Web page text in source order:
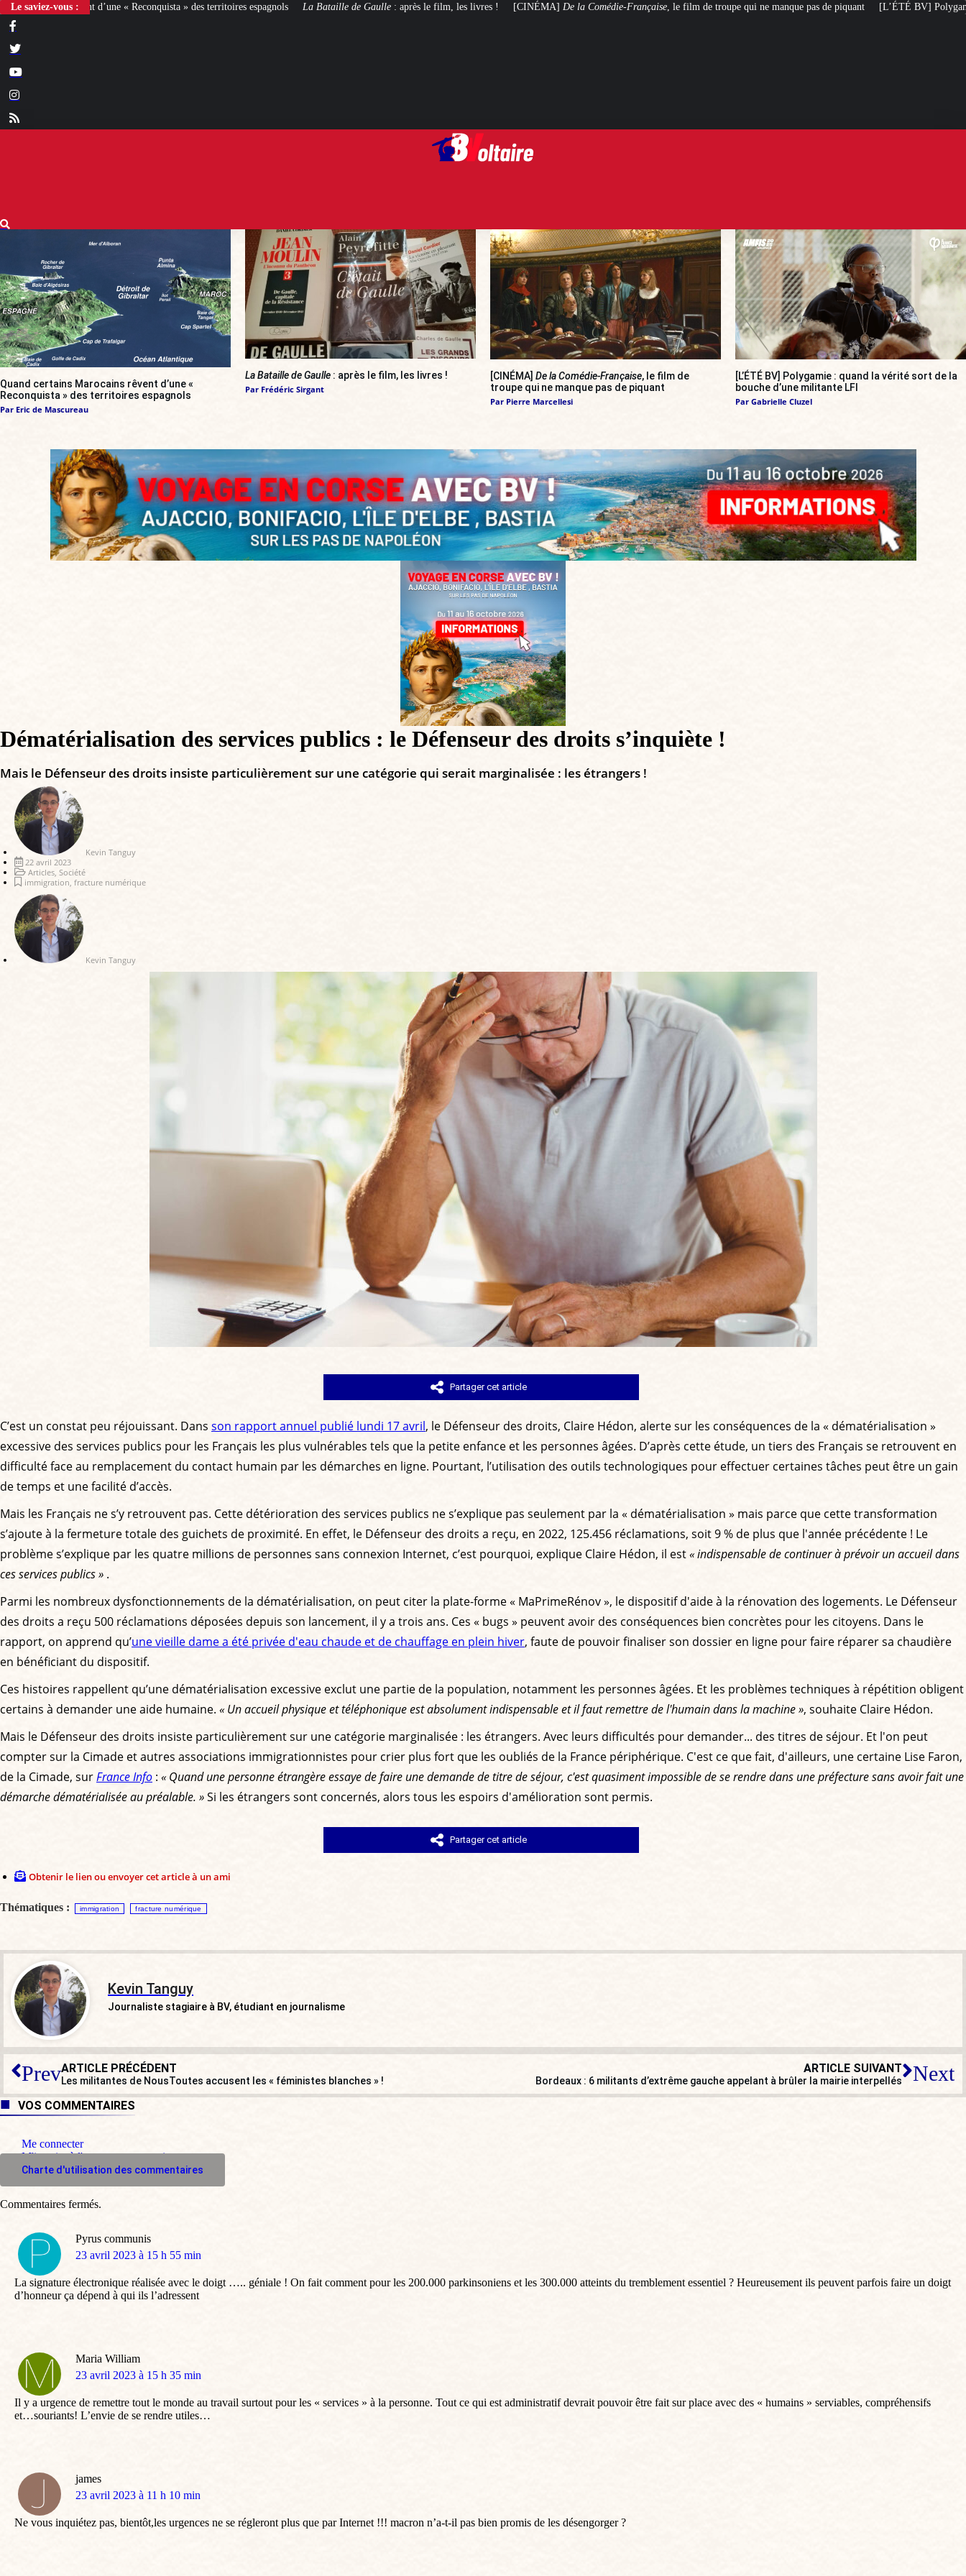
Le saviez-vous :
Reconquista » des territoires espagnols La Bataille de Gaulle: après le film, les livres ! [CINÉMA]De la Comédie-Française, le film de troupe qui ne manque pas de piquant [L’ÉTÉ BV] Polygamie : quand la vérité sort de
Quand certains Marocains rêvent d’une «
Reconquista » des territoires espagnols
Par Eric de Mascureau
La Bataille de Gaulle : après le film, les livres !
Par Frédéric Sirgant
[CINÉMA] De la Comédie-Française, le film de
troupe qui ne manque pas de piquant
Par Pierre Marcellesi
[L’ÉTÉ BV] Polygamie : quand la vérité sort de la
bouche d’une militante LFI
Par Gabrielle Cluzel
Dématérialisation des services publics : le Défenseur des droits s’inquiète !
Mais le Défenseur des droits insiste particulièrement sur une catégorie qui serait marginalisée : les étrangers !
Kevin Tanguy
22 avril 2023
Articles Société
immigration fracture numérique
Kevin Tanguy
Partager cet article
C’est un constat peu réjouissant. Dans son rapport annuel publié lundi 17 avril, le Défenseur des droits, Claire Hédon, alerte sur les conséquences de la « dématérialisation »
excessive des services publics pour les Français les plus vulnérables tels que la petite enfance et les personnes âgées. D’après cette étude, un tiers des Français se retrouvent en
difficulté face au remplacement du contact humain par les démarches en ligne. Pourtant, l’utilisation des outils technologiques pour effectuer certaines tâches peut être un gain
de temps et une facilité d’accès.
Mais les Français ne s’y retrouvent pas. Cette détérioration des services publics ne s’explique pas seulement par la « dématérialisation » mais parce que cette transformation
s’ajoute à la fermeture totale des guichets de proximité. En effet, le Défenseur des droits a reçu, en 2022, 125.456 réclamations, soit 9 % de plus que l'année précédente ! Le
problème s’explique par les quatre millions de personnes sans connexion Internet, c’est pourquoi, explique Claire Hédon, il est« indispensable de continuer à prévoir un accueil dans
ces services publics » .
Parmi les nombreux dysfonctionnements de la dématérialisation, on peut citer la plate-forme « MaPrimeRénov », le dispositif d'aide à la rénovation des logements. Le Défenseur
des droits a reçu 500 réclamations déposées depuis son lancement, il y a trois ans. Ces « bugs » peuvent avoir des conséquences bien concrètes pour les citoyens. Dans le
rapport, on apprend qu’une vieille dame a été privée d'eau chaude et de chauffage en plein hiver, faute de pouvoir finaliser son dossier en ligne pour faire réparer sa chaudière
en bénéficiant du dispositif.
Ces histoires rappellent qu’une dématérialisation excessive exclut une partie de la population, notamment les personnes âgées. Et les problèmes techniques à répétition obligent
certains à demander une aide humaine. « Un accueil physique et téléphonique est absolument indispensable et il faut remettre de l'humain dans la machine », souhaite Claire Hédon.
Mais le Défenseur des droits insiste particulièrement sur une catégorie marginalisée : les étrangers. Avec leurs difficultés pour demander... des titres de séjour. Et l'on peut
compter sur la Cimade et autres associations immigrationnistes pour crier plus fort que les oubliés de la France périphérique. C'est ce que fait, d'ailleurs, une certaine Lise Faron,
de la Cimade, surFrance Info : « Quand une personne étrangère essaye de faire une demande de titre de séjour, c'est quasiment impossible de se rendre dans une préfecture sans avoir fait une
démarche dématérialisée au préalable. »Si les étrangers sont concernés, alors tous les espoirs d'amélioration sont permis.
Partager cet article
Obtenir le lien ou envoyer cet article à un ami
Thématiques : immigration fracture numérique
Kevin Tanguy
Journaliste stagiaire à BV, étudiant en journalisme
PrevARTICLE PRÉCÉDENT
Les militantes de NousToutes accusent les « féministes blanches » !
ARTICLE SUIVANT
Bordeaux : 6 militants d’extrême gauche appelant à brûler la mairie interpellés Next
VOS COMMENTAIRES
Me connecter
M'inscrire à l'espace commentaire
Charte d'utilisation des commentaires
Pyrus communis
dit
23 avril 2023 à 15 h 55 min
La signature électronique réalisée avec le doigt ….. géniale ! On fait comment pour les 200.000 parkinsoniens et les 300.000 atteints du tremblement essentiel ? Heureusement ils peuvent parfois faire un doigt
d’honneur ça dépend à qui ils l’adressent
Maria William
dit
23 avril 2023 à 15 h 35 min
Il y a urgence de remettre tout le monde au travail surtout pour les « services » à la personne. Tout ce qui est administratif devrait pouvoir être fait sur place avec des « humains » serviables, compréhensifs
et…souriants! L’envie de se rendre utiles…
james
dit
23 avril 2023 à 11 h 10 min
Ne vous inquiétez pas, bientôt,les urgences ne se régleront plus que par Internet !!! macron n’a-t-il pas bien promis de les désengorger ?
Commentaires fermés.